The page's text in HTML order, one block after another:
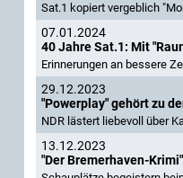
Sat.1 kopiert vergeblich
07.01.2024
40 Jahre Sat.1: Mit
Erinnerungen an bessere
29.12.2023
"Powerplay" gehört zu
NDR lästert liebevoll über
13.12.2023
"Der Bremerhaven-